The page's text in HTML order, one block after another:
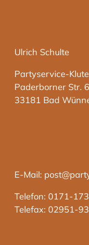
Ulrich Schulte
Partyservice-Klute
Paderborner Str. 6
33181 Bad
E-Mail:
Telefon: 0171-
Telefax: 02951-